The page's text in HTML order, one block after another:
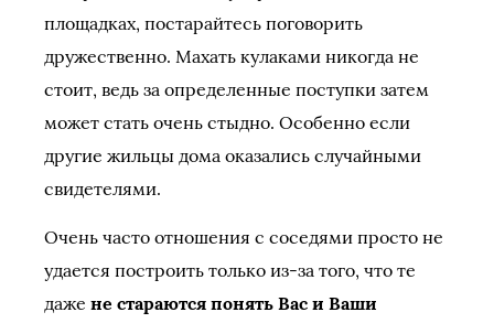
площадках, постарайтесь поговорить
дружественно. Махать кулаками никогда не
стоит, ведь за определенные поступки затем
может стать очень стыдно. Особенно если
другие жильцы дома оказались случайными
свидетелями.
Очень часто отношения с соседями просто не
удается построить только из-за того, что те
даже не стараются понять Вас и Ваши